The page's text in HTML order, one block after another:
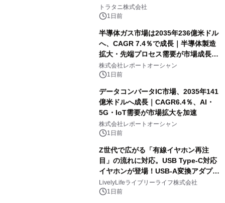
説
トラタニ株式会社
1日前
半導体ガス市場は2035年236億米ドル
へ、CAGR 7.4％で成長｜半導体製造
拡大・先端プロセス需要が市場成長を
加速
株式会社レポートオーシャン
1日前
データコンバータIC市場、2035年141
億米ドルへ成長｜CAGR6.4％、AI・
5G・IoT需要が市場拡大を加速
株式会社レポートオーシャン
1日前
Z世代で広がる「有線イヤホン再注
目」の流れに対応。USB Type-C対応
イヤホンが登場！USB-A変換アダプタ
ー付きでスマホからパソコンまで幅広
く活用可能
LivelyLifeライブリーライフ株式会社
1日前